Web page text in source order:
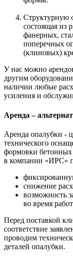
Структурную
состоящая из
фанерных,
поперечных
(клиновых)
У нас можно
другим
наличии любые
усиления и
Аренда –
Аренда опалубки -
технического
формовки бетонных
в компании «ИРС»
снижение
возможность
во время
Перед поставкой
соответствие
проводим
деталей опалубки.